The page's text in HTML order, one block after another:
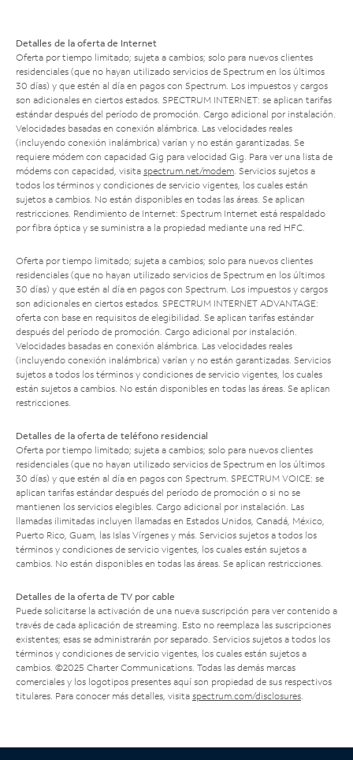
Detalles de la oferta de Internet
Oferta por tiempo limitado; sujeta a cambios; solo para nuevos clientes
residenciales (que no hayan utilizado servicios de Spectrum en los últimos
30 días) y que estén al día en pagos con Spectrum. Los impuestos y cargos
son adicionales en ciertos estados. SPECTRUM INTERNET: se aplican tarifas
estándar después del período de promoción. Cargo adicional por instalación.
Velocidades basadas en conexión alámbrica. Las velocidades reales
(incluyendo conexión inalámbrica) varían y no están garantizadas. Se
requiere módem con capacidad Gig para velocidad Gig. Para ver una lista de
módems con capacidad, visita spectrum.net/modem . Servicios sujetos a
todos los términos y condiciones de servicio vigentes, los cuales están
sujetos a cambios. No están disponibles en todas las áreas. Se aplican
restricciones. Rendimiento de Internet: Spectrum Internet está respaldado
por fibra óptica y se suministra a la propiedad mediante una red HFC.
Oferta por tiempo limitado; sujeta a cambios; solo para nuevos clientes
residenciales (que no hayan utilizado servicios de Spectrum en los últimos
30 días) y que estén al día en pagos con Spectrum. Los impuestos y cargos
son adicionales en ciertos estados. SPECTRUM INTERNET ADVANTAGE:
oferta con base en requisitos de elegibilidad. Se aplican tarifas estándar
después del período de promoción. Cargo adicional por instalación.
Velocidades basadas en conexión alámbrica. Las velocidades reales
(incluyendo conexión inalámbrica) varían y no están garantizadas. Servicios
sujetos a todos los términos y condiciones de servicio vigentes, los cuales
están sujetos a cambios. No están disponibles en todas las áreas. Se aplican
restricciones.
Detalles de la oferta de teléfono residencial
Oferta por tiempo limitado; sujeta a cambios; solo para nuevos clientes
residenciales (que no hayan utilizado servicios de Spectrum en los últimos
30 días) y que estén al día en pagos con Spectrum. SPECTRUM VOICE: se
aplican tarifas estándar después del período de promoción o si no se
mantienen los servicios elegibles. Cargo adicional por instalación. Las
llamadas ilimitadas incluyen llamadas en Estados Unidos, Canadá, México,
Puerto Rico, Guam, las Islas Vírgenes y más. Servicios sujetos a todos los
términos y condiciones de servicio vigentes, los cuales están sujetos a
cambios. No están disponibles en todas las áreas. Se aplican restricciones.
Detalles de la oferta de TV por cable
Puede solicitarse la activación de una nueva suscripción para ver contenido a
través de cada aplicación de streaming. Esto no reemplaza las suscripciones
existentes; esas se administrarán por separado. Servicios sujetos a todos los
términos y condiciones de servicio vigentes, los cuales están sujetos a
cambios. ©2025 Charter Communications. Todas las demás marcas
comerciales y los logotipos presentes aquí son propiedad de sus respectivos
titulares. Para conocer más detalles, visita spectrum.com/disclosures